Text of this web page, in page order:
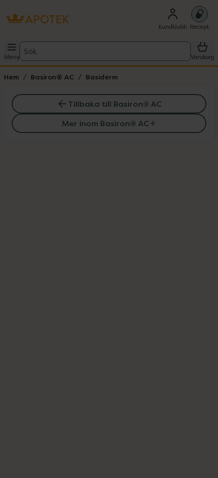
Kundklubb Recept
Meny
Sök
Varukorg
Hem Basiron® AC Basiderm
Tillbaka till Basiron® AC
Mer inom Basiron® AC